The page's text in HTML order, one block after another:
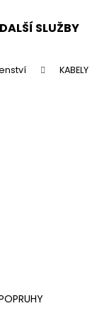
DALŠÍ SLUŽBY
KABELY